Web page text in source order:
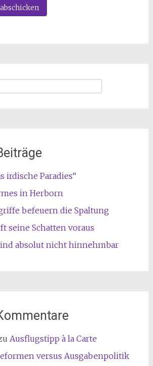
irdische Paradies“
in Herborn
befeuern die Spaltung
seine Schatten voraus
absolut nicht hinnehmbar
Ausflugstipp à la Carte
versus Ausgabenpolitik